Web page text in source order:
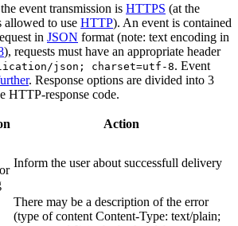
event transmission is HTTPS (at the
allowed to use HTTP). An event is contained
in JSON format (note: text encoding in
), requests must have an appropriate header
json; charset=utf-8. Event
. Response options are divided into 3
HTTP-response code.
Action
Inform the user about successfull delivery
There may be a description of the error
(type of content Content-Type: text/plain;